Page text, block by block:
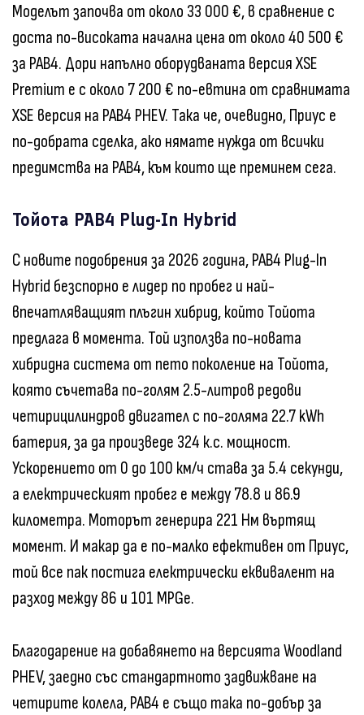
Моделът започва от около 33 000 €, в сравнение с
доста по-високата начална цена от около 40 500 €
за РАВ4. Дори напълно оборудваната версия XSE
Premium е с около 7 200 € по-евтина от сравнимата
XSE версия на РАВ4 PHEV. Така че, очевидно, Приус е
по-добрата сделка, ако нямате нужда от всички
предимства на РАВ4, към които ще преминем сега.
Тойота РАВ4 Plug-In Hybrid
С новите подобрения за 2026 година, РАВ4 Plug-In
Hybrid безспорно е лидер по пробег и най-
впечатляващият плъгин хибрид, който Тойота
предлага в момента. Той използва по-новата
хибридна система от пето поколение на Тойота,
която съчетава по-голям 2.5-литров редови
четирицилиндров двигател с по-голяма 22.7 kWh
батерия, за да произведе 324 к.с. мощност.
Ускорението от 0 до 100 км/ч става за 5.4 секунди,
а електрическият пробег е между 78.8 и 86.9
километра. Моторът генерира 221 Нм въртящ
момент. И макар да е по-малко ефективен от Приус,
той все пак постига електрически еквивалент на
разход между 86 и 101 MPGe.
Благодарение на добавянето на версията Woodland
PHEV, заедно със стандартното задвижване на
четирите колела, РАВ4 е също така по-добър за